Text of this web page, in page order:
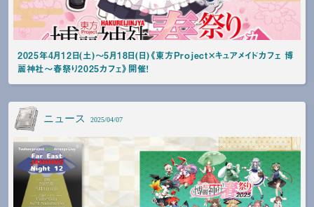
2025年4月12日(土)～5月18日(日)《東方Project×キュアメイドカフェ 博
麗神社～春祭り2025カフェ》開催！
ニュース 2025/04/07